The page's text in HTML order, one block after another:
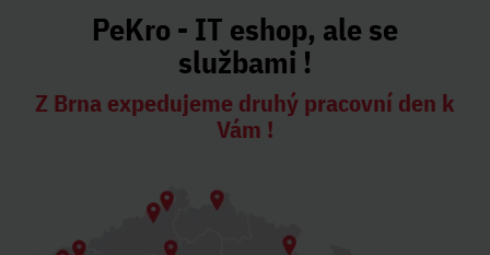
PeKro - IT eshop, ale se
službami !
Z Brna expedujeme druhý pracovní den k
Vám !